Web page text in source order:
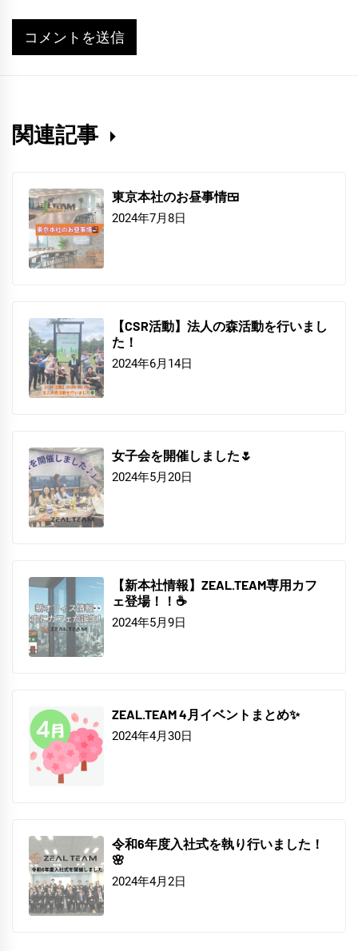
関連記事
東京本社のお昼事情🍱
2024年7月8日
【CSR活動】法人の森活動を行いまし
た！
2024年6月14日
女子会を開催しました🌷
2024年5月20日
【新本社情報】ZEAL.TEAM専用カフ
ェ登場！！☕
2024年5月9日
ZEAL.TEAM 4月イベントまとめ✨
2024年4月30日
令和6年度入社式を執り行いました！
🌸
2024年4月2日